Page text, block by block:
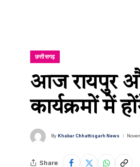
छत्तीसगढ़
आज रायपुर
कार्यक्रमों में
By Khabar Chhattisgarh News
Share